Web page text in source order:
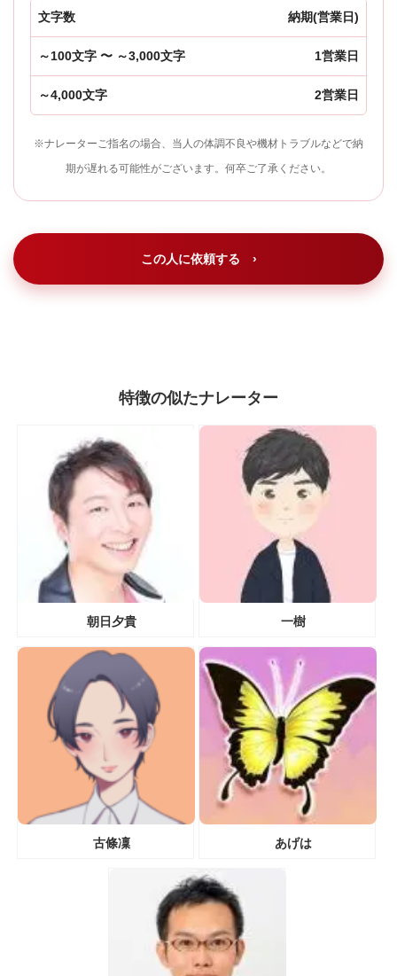
文字数 納期(営業日)
～100文字 〜 ～3,000文字 1営業日
～4,000文字 2営業日
※ナレーターご指名の場合、当人の体調不良や機材トラブルなどで納
期が遅れる可能性がございます。何卒ご了承ください。
この人に依頼する ›
特徴の似たナレーター
朝日夕貴 一樹
古條凜 あげは